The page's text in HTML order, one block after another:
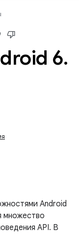
6.
Android
множество
API. В